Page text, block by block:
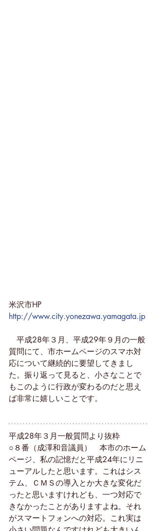
米沢市HP
http://www.city.yonezawa.yamagata.jp
平成28年３月、平成29年９月の一般
質問にて、市ホームページのスマホ対
応について継続的に要望してきまし
た。振り返って見ると、小さなことで
もこのように行政が変わるのだと思え
ば非常に嬉しいことです。
平成28年３月一般質問より抜粋
○８番（成澤和音議員）　本市のホーム
ページ、私の記憶だと平成24年にリニ
ューアルしたと思います。これはシス
テム、ＣＭＳの導入とか大きな変化だ
ったと思いますけれども、一つ対応で
きなかったことがありますよね。それ
がスマートフォンへの対応。これ実は